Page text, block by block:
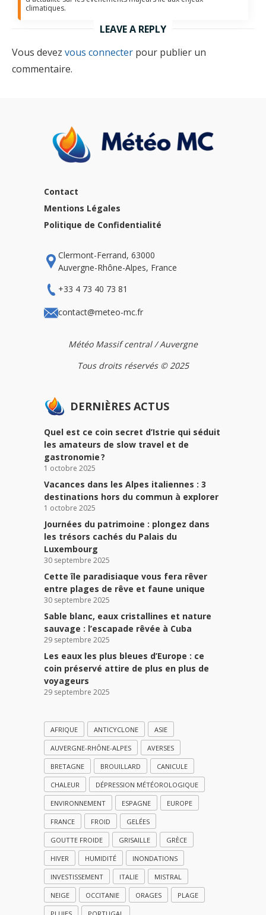
climatiques.
LEAVE A REPLY
Vous devez vous connecter pour publier un
commentaire.
Contact
Mentions Légales
Politique de Confidentialité
Clermont-Ferrand, 63000
Auvergne-Rhône-Alpes, France
+33 4 73 40 73 81
contact@meteo-mc.fr
Météo Massif central / Auvergne
Tous droits réservés © 2025
DERNIÈRES ACTUS
Quel est ce coin secret d’Istrie qui séduit
les amateurs de slow travel et de
gastronomie ?
1 octobre 2025
Vacances dans les Alpes italiennes : 3
destinations hors du commun à explorer
1 octobre 2025
Journées du patrimoine : plongez dans
les trésors cachés du Palais du
Luxembourg
30 septembre 2025
Cette île paradisiaque vous fera rêver
entre plages de rêve et faune unique
30 septembre 2025
Sable blanc, eaux cristallines et nature
sauvage : l’escapade rêvée à Cuba
29 septembre 2025
Les eaux les plus bleues d’Europe : ce
coin préservé attire de plus en plus de
voyageurs
29 septembre 2025
AFRIQUE ANTICYCLONE ASIE
AUVERGNE-RHÔNE-ALPES AVERSES
BRETAGNE BROUILLARD CANICULE
CHALEUR DÉPRESSION MÉTÉOROLOGIQUE
ENVIRONNEMENT ESPAGNE EUROPE
FRANCE FROID GELÉES
GOUTTE FROIDE GRISAILLE GRÈCE
HIVER HUMIDITÉ INONDATIONS
INVESTISSEMENT ITALIE MISTRAL
NEIGE OCCITANIE ORAGES PLAGE